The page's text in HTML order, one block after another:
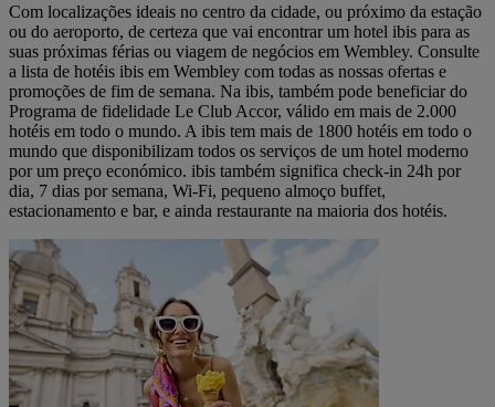
Com localizações ideais no centro da cidade, ou próximo da estação
ou do aeroporto, de certeza que vai encontrar um hotel ibis para as
suas próximas férias ou viagem de negócios em Wembley. Consulte
a lista de hotéis ibis em Wembley com todas as nossas ofertas e
promoções de fim de semana. Na ibis, também pode beneficiar do
Programa de fidelidade Le Club Accor, válido em mais de 2.000
hotéis em todo o mundo. A ibis tem mais de 1800 hotéis em todo o
mundo que disponibilizam todos os serviços de um hotel moderno
por um preço económico. ibis também significa check-in 24h por
dia, 7 dias por semana, Wi-Fi, pequeno almoço buffet,
estacionamento e bar, e ainda restaurante na maioria dos hotéis.